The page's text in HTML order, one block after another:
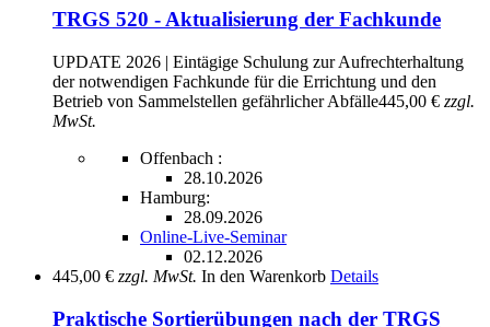
TRGS 520 - Aktualisierung der Fachkunde
UPDATE 2026 | Eintägige Schulung zur Aufrechterhaltung
der notwendigen Fachkunde für die Errichtung und den
Betrieb von Sammelstellen gefährlicher Abfälle445,00 € zzgl.
MwSt.
Offenbach :
28.10.2026
Hamburg:
28.09.2026
Online-Live-Seminar
02.12.2026
445,00 € zzgl. MwSt. In den Warenkorb Details
Praktische Sortierübungen nach der TRGS